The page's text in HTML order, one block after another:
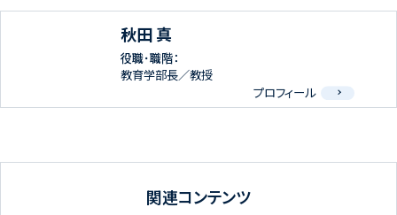
秋田 真
役職･職階：
教育学部長／教授
プロフィール
関連コンテンツ